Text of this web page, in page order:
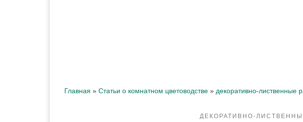
Главная » Статьи о комнатном цветоводстве » декоративно-лиственные
ДЕКОРАТИВНО-